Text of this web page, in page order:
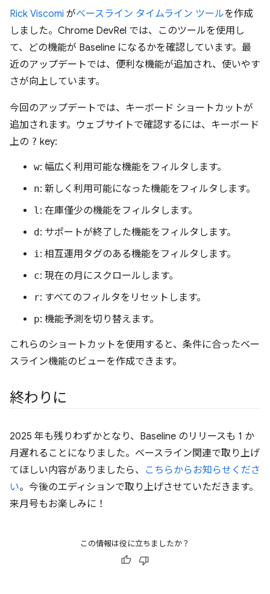
Rick Viscomi がベースライン タイムライン ツールを作成
しました。Chrome DevRel では、このツールを使用し
て、どの機能が Baseline になるかを確認しています。最
近のアップデートでは、便利な機能が追加され、使いやす
さが向上しています。
今回のアップデートでは、キーボード ショートカットが
追加されます。ウェブサイトで確認するには、キーボード
上の ? key:
w: 幅広く利用可能な機能をフィルタします。
n: 新しく利用可能になった機能をフィルタします。
l: 在庫僅少の機能をフィルタします。
d: サポートが終了した機能をフィルタします。
i: 相互運用タグのある機能をフィルタします。
c: 現在の月にスクロールします。
r: すべてのフィルタをリセットします。
p: 機能予測を切り替えます。
これらのショートカットを使用すると、条件に合ったベー
スライン機能のビューを作成できます。
終わりに
2025 年も残りわずかとなり、Baseline のリリースも 1 か
月遅れることになりました。ベースライン関連で取り上げ
てほしい内容がありましたら、 こちらからお知らせくださ
い。今後のエディションで取り上げさせていただきます。
来月号もお楽しみに！
この情報は役に立ちましたか？